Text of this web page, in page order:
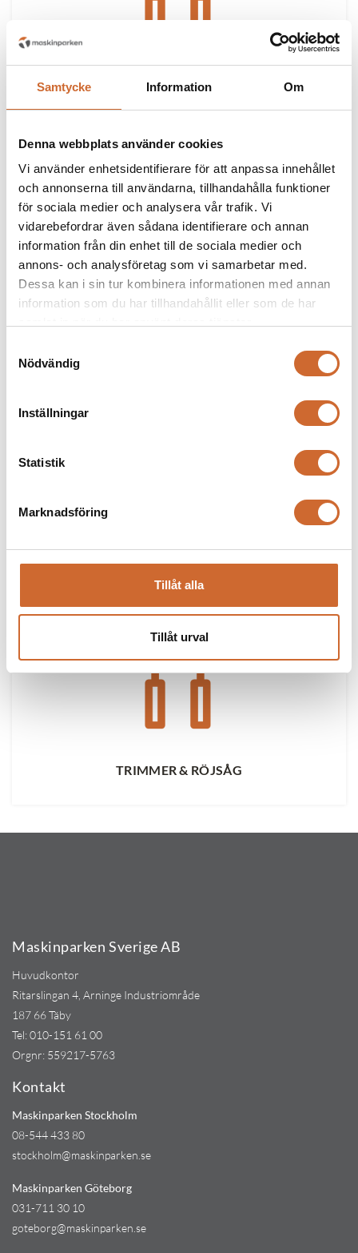
Samtycke Information Om
Denna webbplats använder cookies
Vi använder enhetsidentifierare för att anpassa innehållet
och annonserna till användarna, tillhandahålla funktioner
för sociala medier och analysera vår trafik. Vi
vidarebefordrar även sådana identifierare och annan
information från din enhet till de sociala medier och
annons- och analysföretag som vi samarbetar med.
Dessa kan i sin tur kombinera informationen med annan
information som du har tillhandahållit eller som de har
Nödvändig
Inställningar
Statistik
Marknadsföring
Tillåt alla
Tillåt urval
MOTORSÅG
MULTITOOL
TRIMMER & RÖJSÅG
Maskinparken Sverige AB
Huvudkontor
Ritarslingan 4, Arninge Industriområde
187 66 Täby
Tel:010-151 61 00
Orgnr: 559217-5763
Kontakt
Maskinparken Stockholm
08-544 433 80
stockholm@maskinparken.se
Maskinparken Göteborg
031-711 30 10
goteborg@maskinparken.se